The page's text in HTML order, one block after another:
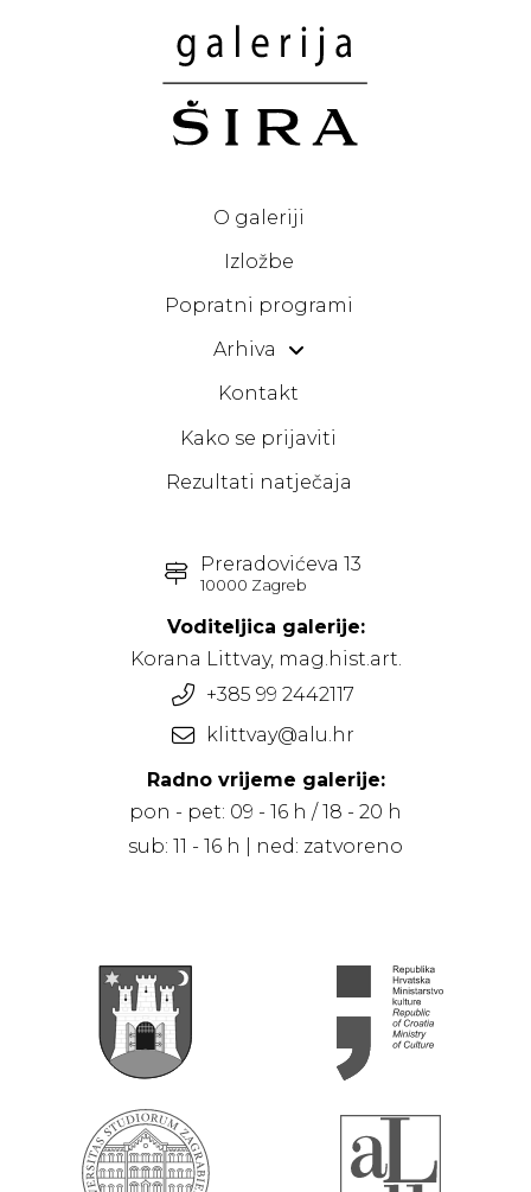
O galeriji
Izložbe
Popratni programi
Arhiva
Kontakt
Kako se prijaviti
Rezultati natječaja
Preradovićeva 13
10000 Zagreb
Voditeljica galerije:
Korana Littvay, mag.hist.art.
+385 99 2442117
klittvay@alu.hr
Radno vrijeme galerije:
pon - pet: 09 - 16 h / 18 - 20 h
sub: 11 - 16 h | ned: zatvoreno